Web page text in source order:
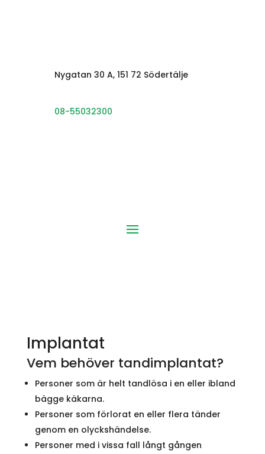
Nygatan 30 A, 151 72 Södertälje
08-55032300
Implantat
Vem behöver tandimplantat?
Personer som är helt tandlösa i en eller ibland
bägge käkarna.
Personer som förlorat en eller flera tänder
genom en olyckshändelse.
Personer med i vissa fall långt gången